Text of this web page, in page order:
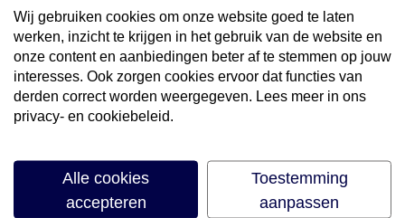
€35,- korting op je
volgende vakantie
Meld je aan voor onze nieuwsbrief
Wij gebruiken cookies om onze website goed te laten
werken, inzicht te krijgen in het gebruik van de website en
onze content en aanbiedingen beter af te stemmen op jouw
interesses. Ook zorgen cookies ervoor dat functies van
derden correct worden weergegeven. Lees meer in ons
privacy- en cookiebeleid.
Alle cookies
accepteren
Toestemming
aanpassen